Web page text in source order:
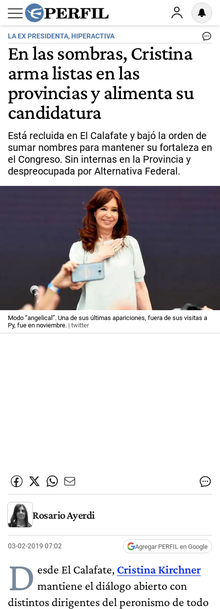
LA EX PRESIDENTA, HIPERACTIVA
En las sombras, Cristina
arma listas en las
provincias y alimenta su
candidatura
Está recluida en El Calafate y bajó la orden de
sumar nombres para mantener su fortaleza en
el Congreso. Sin internas en la Provincia y
despreocupada por Alternativa Federal.
Modo “angelical”. Una de sus últimas apariciones, fuera de sus visitas a
Py, fue en noviembre. | twitter
Rosario Ayerdi
03-02-2019 07:02 Agregar PERFIL en Google
D esde El Calafate, Cristina Kirchner
mantiene el diálogo abierto con
distintos dirigentes del peronismo de todo